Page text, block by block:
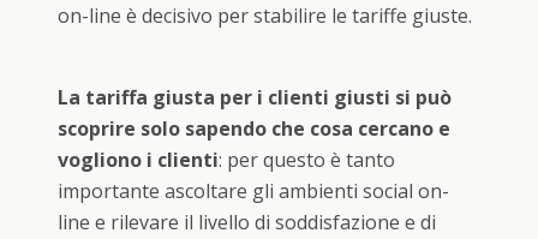
on-line è decisivo per stabilire le tariffe giuste.
La tariffa giusta per i clienti giusti si può
scoprire solo sapendo che cosa cercano e
vogliono i clienti: per questo è tanto
importante ascoltare gli ambienti social on-
line e rilevare il livello di soddisfazione e di